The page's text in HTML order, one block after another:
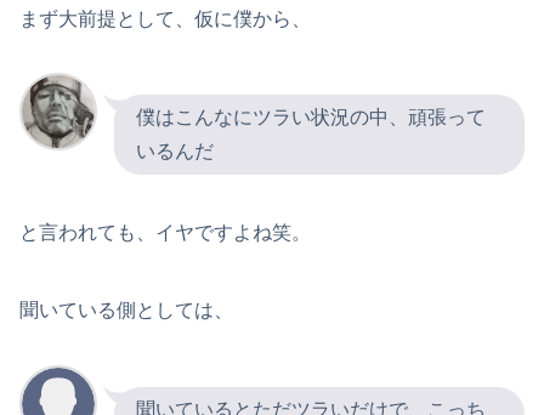
まず大前提として、仮に僕から、
僕はこんなにツラい状況の中、頑張って
いるんだ
と言われても、イヤですよね笑。
聞いている側としては、
聞いているとただツラいだけで、こっち